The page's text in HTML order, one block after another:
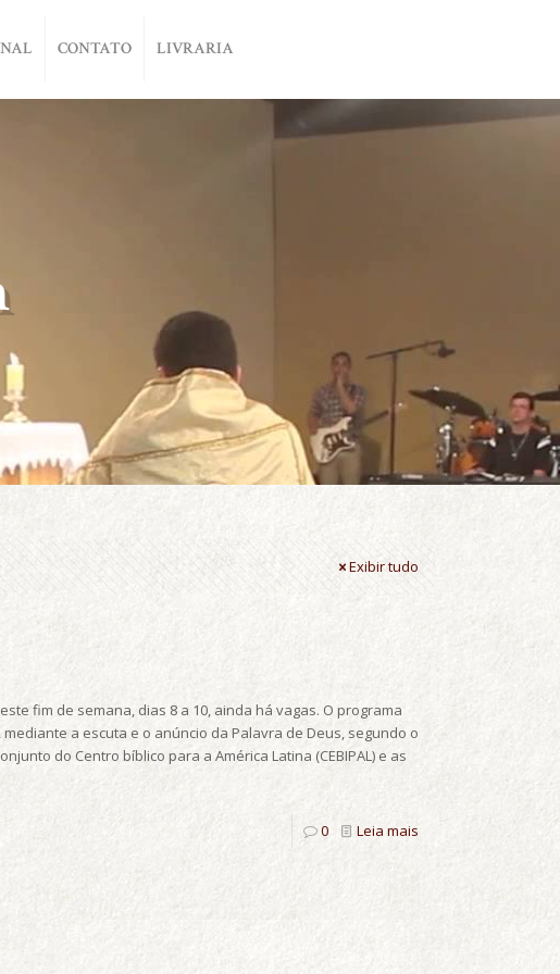
CONTATO LIVRARIA
Exibir tudo
fim de semana, dias 8 a 10, ainda há vagas. O programa
a escuta e o anúncio da Palavra de Deus, segundo o
do Centro bíblico para a América Latina (CEBIPAL) e as
0 Leia mais